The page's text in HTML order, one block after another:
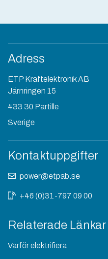
Adress
ETP Kraftelektronik AB
Järnringen 15
433 30 Partille
Sverige
Kontaktuppgifter
power@etpab.se
+46 (0)31-797 09 00
Relaterade Länkar
Varför elektrifiera